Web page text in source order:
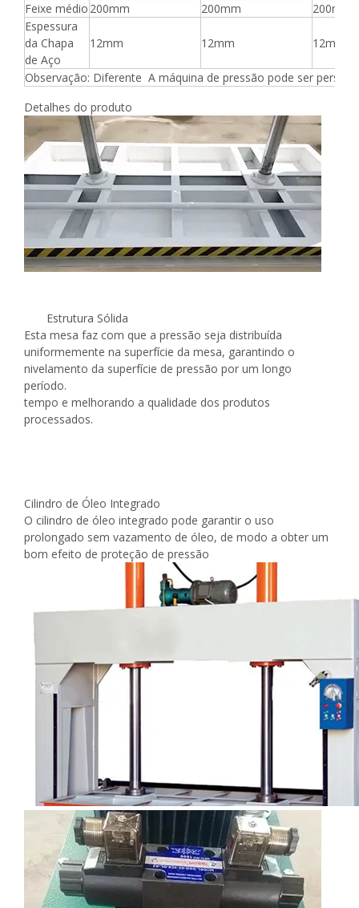
Feixe médio 200mm 200mm
200mm
Espessura
da Chapa
de Aço
12mm 12mm 12mm
Observação: Diferente A máquina de pressão pode ser
Detalhes do produto
Estrutura Sólida
Esta mesa faz com que a pressão seja distribuída
uniformemente na superfície da mesa, garantindo o
nivelamento da superfície de pressão por um longo
período.
tempo e melhorando a qualidade dos produtos
processados.
Cilindro de Óleo Integrado
O cilindro de óleo integrado pode garantir o uso
prolongado sem vazamento de óleo, de modo a obter um
bom efeito de proteção de pressão